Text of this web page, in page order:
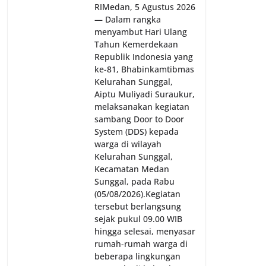
RI‎‎Medan, 5 Agustus 2026
— Dalam rangka
menyambut Hari Ulang
Tahun Kemerdekaan
Republik Indonesia yang
ke-81, Bhabinkamtibmas
Kelurahan Sunggal,
Aiptu Muliyadi Suraukur,
melaksanakan kegiatan
sambang Door to Door
System (DDS) kepada
warga di wilayah
Kelurahan Sunggal,
Kecamatan Medan
Sunggal, pada Rabu
(05/08/2026).‎‎Kegiatan
tersebut berlangsung
sejak pukul 09.00 WIB
hingga selesai, menyasar
rumah-rumah warga di
beberapa lingkungan